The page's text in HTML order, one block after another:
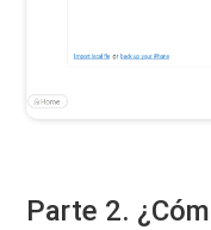
Parte 2.